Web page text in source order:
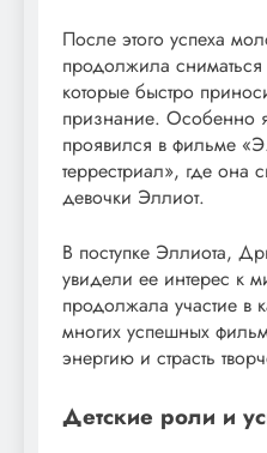
После этого успеха
продолжила
которые быстро
признание. Особенно
проявился в фильме
террестриал», где она
девочки Эллиот.
В ​​поступке Эллиота,
увидели ее интерес к
продолжала участие в
многих успешных
энергию и страсть
Детские роли и